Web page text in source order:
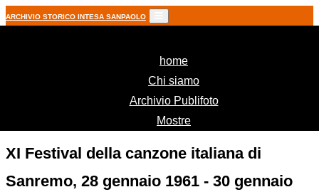
ARCHIVIO STORICO INTESA SANPAOLO
home(current)
Chi siamo
Archivio Publifoto
Mostre
XI Festival della canzone italiana di
Sanremo, 28 gennaio 1961 - 30 gennaio